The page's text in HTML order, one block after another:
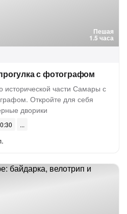
Пешая
1.5 часа
с фотографом
исторической части Самары с
Откройте для себя
дворики